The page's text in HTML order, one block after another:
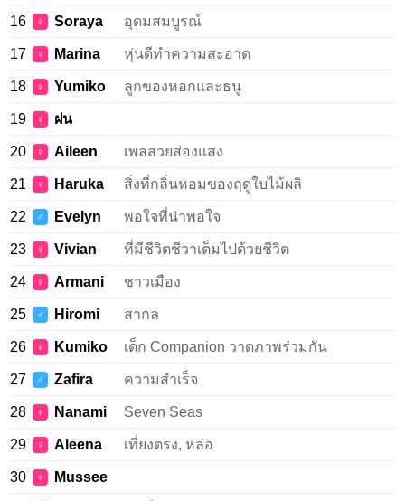
16 ♀ Soraya อุดมสมบูรณ์
17 ♀ Marina หุ่นดีทำความสะอาด
18 ♀ Yumiko ลูกของหอกและธนู
19 ♀ ฝน
20 ♀ Aileen เพลสวยส่องแสง
21 ♀ Haruka สิ่งที่กลิ่นหอมของฤดูใบไม้ผลิ
22 ♂ Evelyn พอใจที่น่าพอใจ
23 ♀ Vivian ที่มีชีวิตชีวาเต็มไปด้วยชีวิต
24 ♀ Armani ชาวเมือง
25 ♂ Hiromi สากล
26 ♀ Kumiko เด็ก Companion วาดภาพร่วมกัน
27 ♂ Zafira ความสำเร็จ
28 ♀ Nanami Seven Seas
29 ♀ Aleena เที่ยงตรง, หล่อ
30 ♀ Mussee